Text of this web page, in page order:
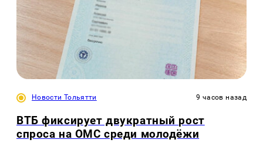
Новости Тольятти 9 часов назад
ВТБ фиксирует двукратный рост
спроса на ОМС среди молодёжи